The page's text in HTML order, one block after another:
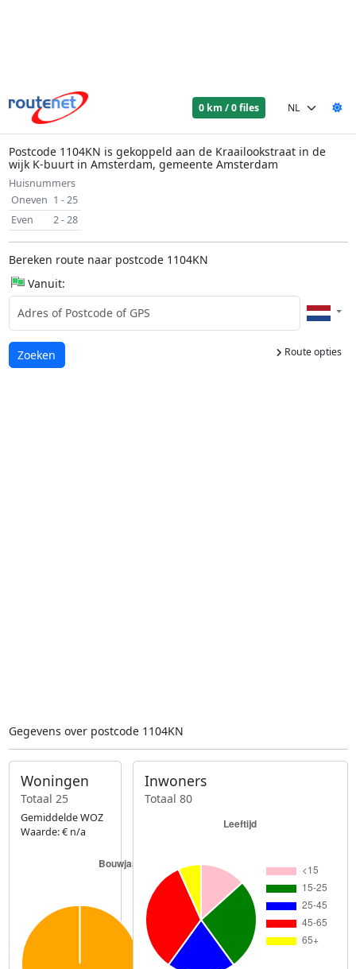
0 km / 0 files
Postcode 1104KN is gekoppeld aan de Kraailookstraat in de
wijk K-buurt in Amsterdam, gemeente Amsterdam
Huisnummers
Oneven 1 - 25
Even
2 - 28
Bereken route naar postcode 1104KN
Vanuit:
Route opties
Laden...
Zoeken
Gegevens over postcode 1104KN
Woningen
Totaal 25
Gemiddelde WOZ
Waarde: € n/a
Inwoners
Totaal 80